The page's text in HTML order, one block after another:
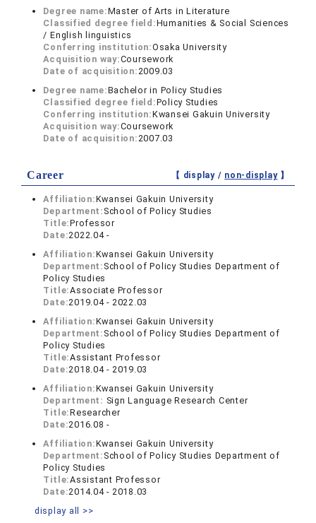
Degree name:Master of Arts in Literature
Classified degree field:Humanities & Social Sciences
/ English linguistics
Conferring institution:Osaka University
Acquisition way:Coursework
Date of acquisition: 2009.03
Degree name:Bachelor in Policy Studies
Classified degree field:Policy Studies
Conferring institution:Kwansei Gakuin University
Acquisition way:Coursework
Date of acquisition: 2007.03
Career 【 display / non-display】
Affiliation:Kwansei Gakuin University
Department: School of Policy Studies
Title:Professor
Date:2022.04 -
Affiliation:Kwansei Gakuin University
Department: School of Policy Studies Department of
Policy Studies
Title:Associate Professor
Date:2019.04 - 2022.03
Affiliation:Kwansei Gakuin University
Department: School of Policy Studies Department of
Policy Studies
Title:Assistant Professor
Date:2018.04 - 2019.03
Affiliation:Kwansei Gakuin University
Department: Sign Language Research Center
Title:Researcher
Date:2016.08 -
Affiliation:Kwansei Gakuin University
Department: School of Policy Studies Department of
Policy Studies
Title:Assistant Professor
Date:2014.04 - 2018.03
display all >>